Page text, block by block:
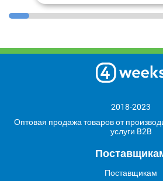
2018-2023
Оптовая продажа товаров от
услуги B2B
Поставщикам